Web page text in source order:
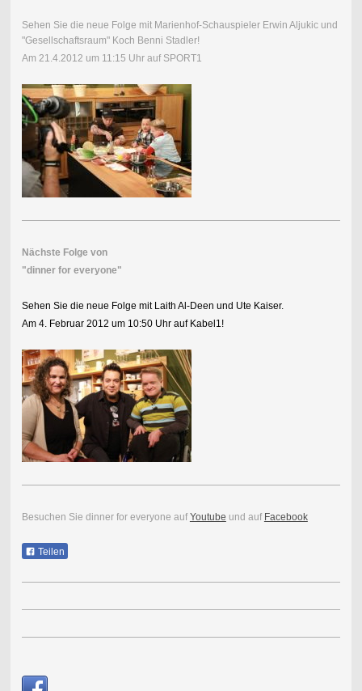
Sehen Sie die neue Folge mit Marienhof-Schauspieler Erwin Aljukic und
"Gesellschaftsraum" Koch Benni Stadler!
Am 21.4.2012 um 11:15 Uhr auf SPORT1
Nächste Folge von
"dinner for everyone"
Sehen Sie die neue Folge mit Laith Al-Deen und Ute Kaiser.
Am 4. Februar 2012 um 10:50 Uhr auf Kabel1!
Besuchen Sie dinner for everyone aufYoutube und auf Facebook
Teilen